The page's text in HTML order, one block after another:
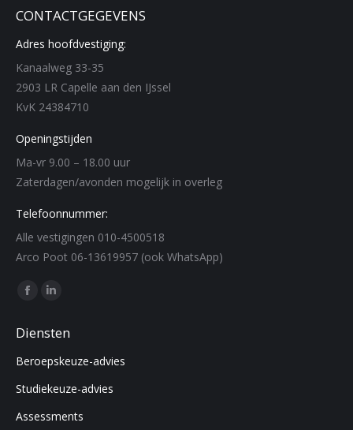
CONTACTGEGEVENS
Adres hoofdvestiging:
Kanaalweg 33-35
2903 LR Capelle aan den IJssel
KvK 24384710
Openingstijden
Ma-vr 9.00 – 18.00 uur
Zaterdagen/avonden mogelijk in overleg
Telefoonnummer:
Alle vestigingen 010-4500518
Arco Poot 06-13619957 (ook WhatsApp)
Find us on:
Facebook
opens
in
new
opens
in
Diensten
Beroepskeuze-advies
Studiekeuze-advies
Assessments